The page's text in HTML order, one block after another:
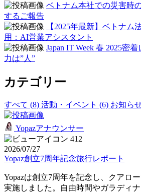
ベトナム本社での災害時
するご報告
【2025年最新】ベトナム
用：AI営業アシスタント
Japan IT Week 春 2025密
力は”人”
カテゴリー
すべて (8) 活動・イベント (6) お知ら
Yopazアナウンサー
412
2026/07/27
Yopaz創立7周年記念旅行レポート
Yopazは創立7周年を記念し、クアロ
実施しました。自由時間やガラディ